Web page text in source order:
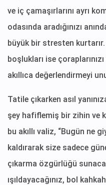
ve iç çamaşırlarını ayrı
odasında aradığınızı
büyük bir stresten kurtarır.
boşlukları ise
akıllıca değerlendirmeyi
Tatile çıkarken asıl
şey hafiflemiş bir zihin ve
bu akıllı valiz, “Bugün ne
kaldırarak size sadece
çıkarma özgürlüğü
ışıldayacağınız, bol